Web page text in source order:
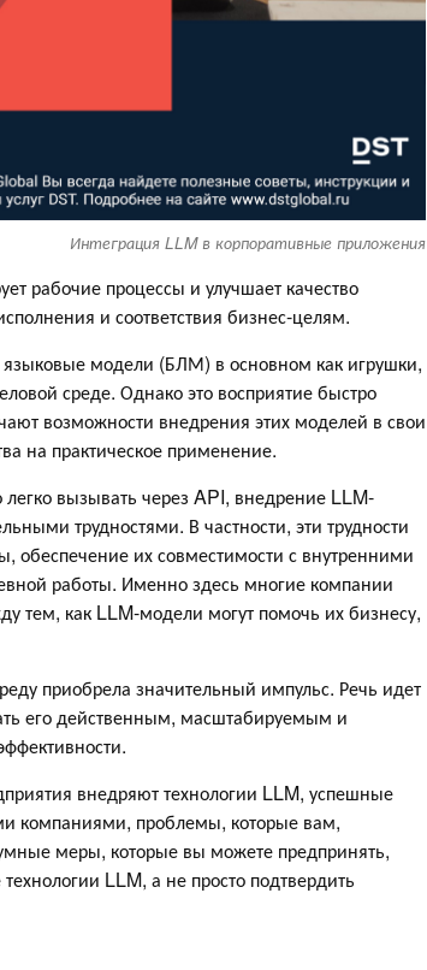
Интеграция LLM в корпоративные приложения
рабочие процессы и улучшает качество
и соответствия бизнес-целям.
модели (БЛМ) в основном как игрушки,
среде. Однако это восприятие быстро
возможности внедрения этих моделей в свои
на практическое применение.
вызывать через API, внедрение LLM-
трудностями. В частности, эти трудности
обеспечение их совместимости с внутренними
работы. Именно здесь многие компании
тем, как LLM-модели могут помочь их бизнесу,
приобрела значительный импульс. Речь идет
его действенным, масштабируемым и
внедряют технологии LLM, успешные
компаниями, проблемы, которые вам,
меры, которые вы можете предпринять,
LLM, а не просто подтвердить